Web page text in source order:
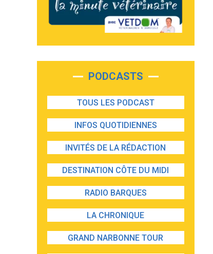
PODCASTS
TOUS LES PODCAST
INFOS QUOTIDIENNES
INVITÉS DE LA RÉDACTION
DESTINATION CÔTE DU MIDI
RADIO BARQUES
LA CHRONIQUE
GRAND NARBONNE TOUR